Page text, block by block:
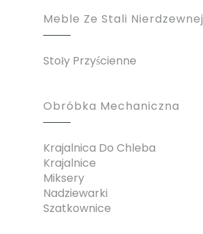
Meble Ze Stali Nierdzewnej
Stoły Przyścienne
Obróbka Mechaniczna
Krajalnica Do Chleba
Krajalnice
Miksery
Nadziewarki
Szatkownice